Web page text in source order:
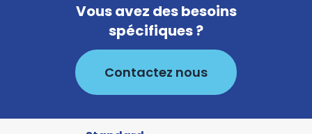
Vous avez des besoins
spécifiques ?
Contactez nous